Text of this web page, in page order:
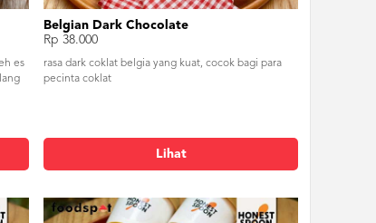
es
Belgian Dark Chocolate
Rp 38.000
rasa dark coklat belgia yang kuat, cocok bagi para
pecinta coklat
Lihat